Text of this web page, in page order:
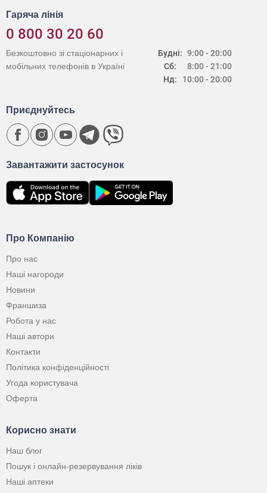
Гаряча лінія
0 800 30 20 60
Будні:
Сб:
Нд:
9:00 - 20:00
8:00 - 21:00
10:00 - 20:00
Безкоштовно зі стаціонарних і
мобільних телефонів в Україні
Про Компанію
Про нас
Наші нагороди
Новини
Франшиза
Робота у нас
Наші автори
Контакти
Політика конфіденційності
Угода користувача
Оферта
Корисно знати
Наш блог
Пошук і онлайн-резервування ліків
Наші аптеки
Завантажити застосунок
Приєднуйтесь